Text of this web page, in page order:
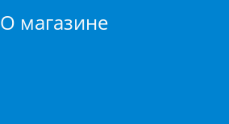
О магазине